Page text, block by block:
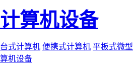
计算机设备
台式计算机 便携式计算机 平板式微
算机设备